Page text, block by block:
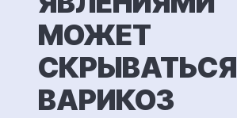
МОЖЕТ
СКРЫВАТЬСЯ
ВАРИКОЗ